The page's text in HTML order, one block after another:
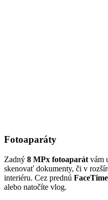
Fotoaparáty
Zadný 8 MPx fotoaparát vám
skenovať dokumenty, či v
interiéru. Cez prednú
alebo natočíte vlog.